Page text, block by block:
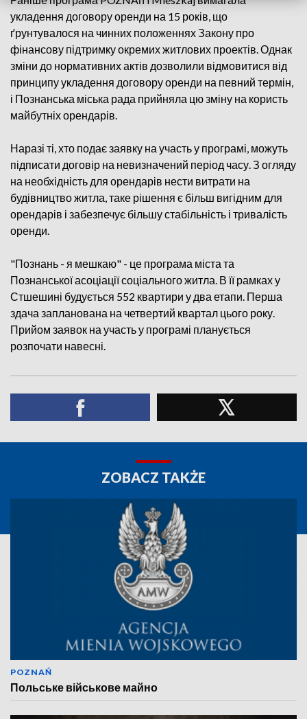
укладення договору оренди на 15 років, що
ґрунтувалося на чинних положеннях Закону про
фінансову підтримку окремих житлових проектів. Однак
зміни до нормативних актів дозволили відмовитися від
принципу укладення договору оренди на певний термін,
і Познанська міська рада прийняла цю зміну на користь
майбутніх орендарів.
Наразі ті, хто подає заявку на участь у програмі, можуть
підписати договір на невизначений період часу. З огляду
на необхідність для орендарів нести витрати на
будівництво житла, таке рішення є більш вигідним для
орендарів і забезпечує більшу стабільність і тривалість
оренди.
"Познань - я мешкаю" - це програма міста та
Познанської асоціації соціального житла. В її рамках у
Стшешині будується 552 квартири у два етапи. Перша
здача запланована на четвертий квартал цього року.
Прийом заявок на участь у програмі планується
розпочати навесні.
ZOBACZ TAKŻE
POZNAŃ
Польське військове майно